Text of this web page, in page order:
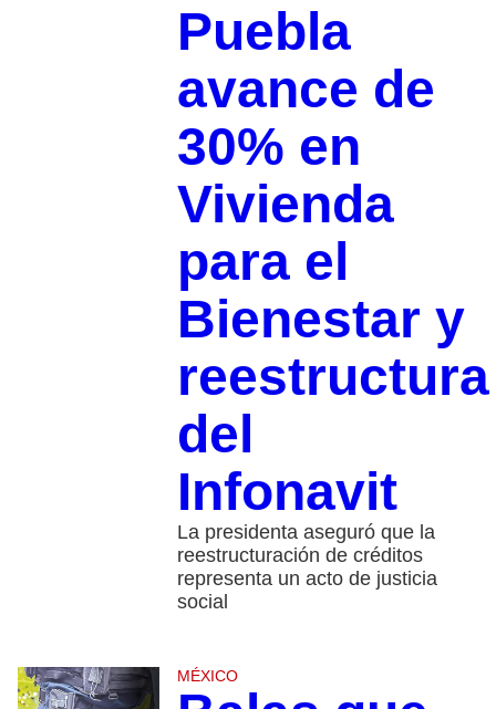
Puebla
avance de
30% en
Vivienda
para el
Bienestar y
reestructura
del
Infonavit
La presidenta aseguró que la
reestructuración de créditos
representa un acto de justicia
social
MÉXICO